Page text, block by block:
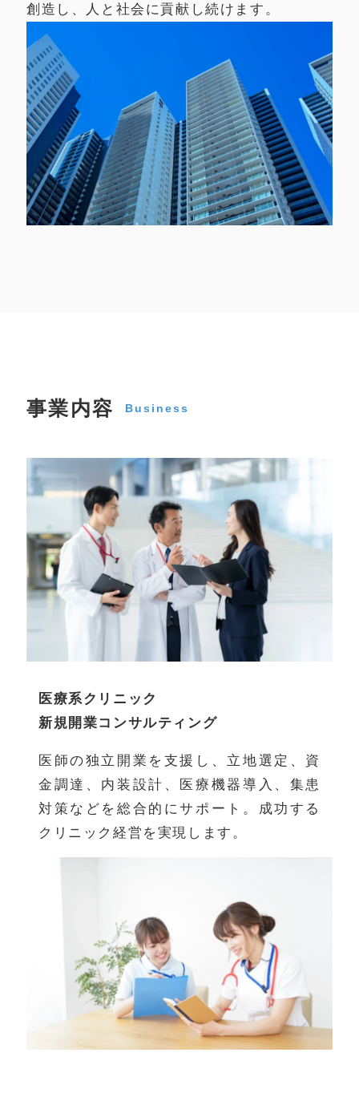
創造し、人と社会に貢献し続けます。
事業内容 Business
医療系クリニック
新規開業コンサルティング
医師の独立開業を支援し、立地選定、資
金調達、内装設計、医療機器導入、集患
対策などを総合的にサポート。成功する
クリニック経営を実現します。